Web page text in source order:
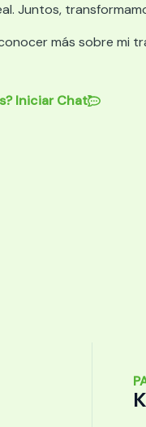
Juntos,
más sobre mi
Iniciar Chat